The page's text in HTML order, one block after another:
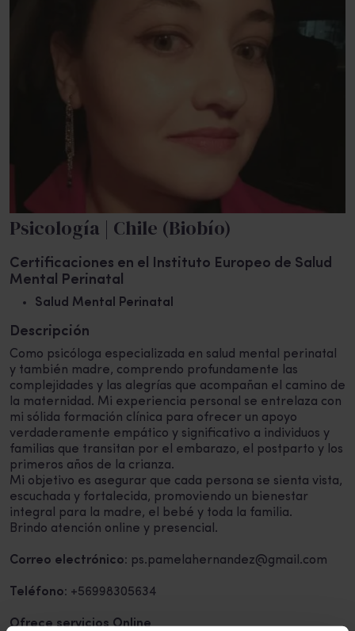
Psicología | Chile (Biobío)
Certificaciones en el Instituto Europeo de Salud
Mental Perinatal
Salud Mental Perinatal
Descripción
Como psicóloga especializada en salud mental perinatal
y también madre, comprendo profundamente las
complejidades y las alegrías que acompañan el camino de
la maternidad. Mi experiencia personal se entrelaza con
mi sólida formación clínica para ofrecer un apoyo
verdaderamente empático y significativo a individuos y
familias que transitan por el embarazo, el postparto y los
primeros años de la crianza.
Mi objetivo es asegurar que cada persona se sienta vista,
escuchada y fortalecida, promoviendo un bienestar
integral para la madre, el bebé y toda la familia.
Brindo atención online y presencial.
Correo electrónico: ps.pamelahernandez@gmail.com
Teléfono: +56998305634
Ofrece servicios Online